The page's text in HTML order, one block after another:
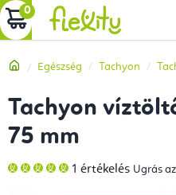
Ugrás
a
tartalomhoz
KOSÁR
Kezdőlap
Egészség Tachyon
Tachyon
75 mm
A
termék
1 értékelés Ugrás